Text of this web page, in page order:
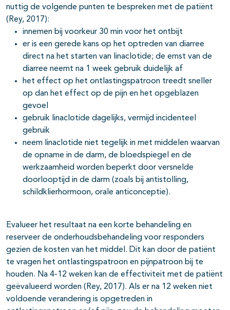
nuttig de volgende punten te bespreken met de patiënt
(Rey, 2017):
innemen bij voorkeur 30 min voor het ontbijt
er is een gerede kans op het optreden van diarree
direct na het starten van linaclotide; de ernst van de
diarree neemt na 1 week gebruik duidelijk af
het effect op het ontlastingspatroon treedt sneller
op dan het effect op de pijn en het opgeblazen
gevoel
gebruik linaclotide dagelijks, vermijd incidenteel
gebruik
neem linaclotide niet tegelijk in met middelen waarvan
de opname in de darm, de bloedspiegel en de
werkzaamheid worden beperkt door versnelde
doorlooptijd in de darm (zoals bij antistolling,
schildklierhormoon, orale anticonceptie).
Evalueer het resultaat na een korte behandeling en
reserveer de onderhoudsbehandeling voor responders
gezien de kosten van het middel. Dit kan door de patiënt
te vragen het ontlastingspatroon en pijnpatroon bij te
houden. Na 4-12 weken kan de effectiviteit met de patiënt
geëvalueerd worden (Rey, 2017). Als er na 12 weken niet
voldoende verandering is opgetreden in